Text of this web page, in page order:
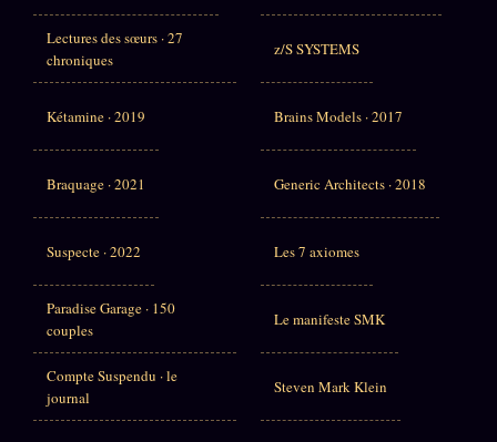
Lectures des sœurs · 27
chroniques
Kétamine · 2019
Braquage · 2021
Suspecte · 2022
Paradise Garage · 150
couples
Compte Suspendu · le
journal
z/S SYSTEMS
Brains Models · 2017
Generic Architects · 2018
Les 7 axiomes
Le manifeste SMK
Steven Mark Klein